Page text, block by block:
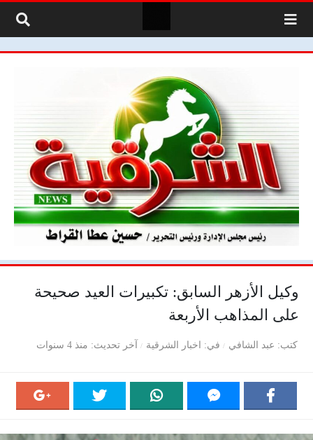
وكيل الأزهر السابق: تكبيرات العيد صحيحة
على المذاهب الأربعة
كتب عبد الشافي في اخبار الشرقية آخر تحديث منذ 4 سنوات